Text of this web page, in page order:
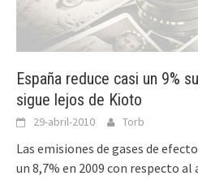
España reduce casi un 9%
sigue lejos de Kioto
29-abril-2010 Torb
Las emisiones de gases de
un 8,7% en 2009 con respecto